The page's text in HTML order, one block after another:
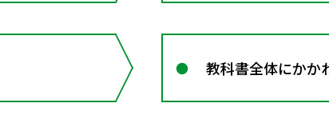
教科書全体にかか